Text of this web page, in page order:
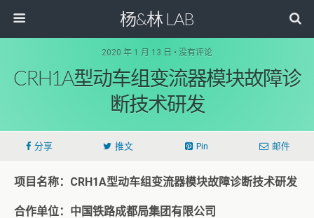
杨&林 LAB
2020 年 1 月 13 日 • 没有评论
CRH1A型动车组变流器模块故障诊
断技术研发
分享 推文 Pin 邮件
项目名称：CRH1A型动车组变流器模块故障诊断技术研发
合作单位：中国铁路成都局集团有限公司